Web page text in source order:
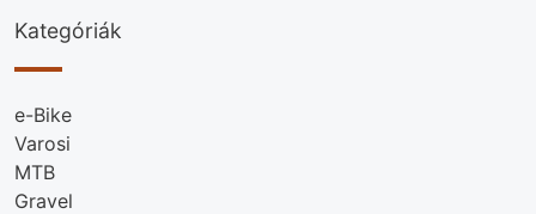
Kategóriák
e-Bike
Varosi
MTB
Gravel